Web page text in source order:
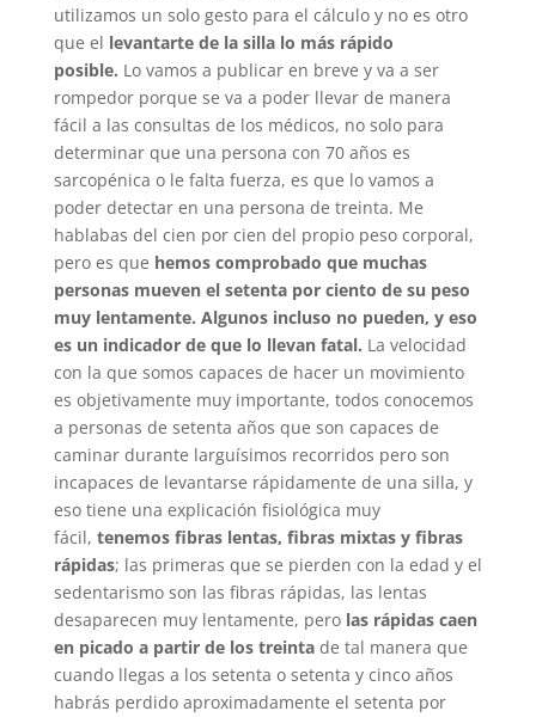
utilizamos un solo gesto para el cálculo y no es otro
que el levantarte de la silla lo más rápido
posible. Lo vamos a publicar en breve y va a ser
rompedor porque se va a poder llevar de manera
fácil a las consultas de los médicos, no solo para
determinar que una persona con 70 años es
sarcopénica o le falta fuerza, es que lo vamos a
poder detectar en una persona de treinta. Me
hablabas del cien por cien del propio peso corporal,
pero es que hemos comprobado que muchas
personas mueven el setenta por ciento de su peso
muy lentamente. Algunos incluso no pueden, y eso
es un indicador de que lo llevan fatal. La velocidad
con la que somos capaces de hacer un movimiento
es objetivamente muy importante, todos conocemos
a personas de setenta años que son capaces de
caminar durante larguísimos recorridos pero son
incapaces de levantarse rápidamente de una silla, y
eso tiene una explicación fisiológica muy
fácil, tenemos fibras lentas, fibras mixtas y fibras
rápidas; las primeras que se pierden con la edad y el
sedentarismo son las fibras rápidas, las lentas
desaparecen muy lentamente, pero las rápidas caen
en picado a partir de los treintade tal manera que
cuando llegas a los setenta o setenta y cinco años
habrás perdido aproximadamente el setenta por